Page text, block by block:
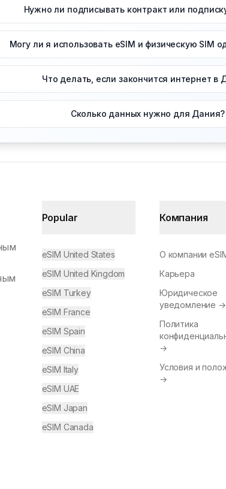
Нужно ли подписывать контракт или
Могу ли я использовать eSIM и физическую SIM
Что делать, если закончится интернет в
Сколько данных нужно для Дания?
Popular
eSIM United States
eSIM United Kingdom
eSIM Turkey
eSIM France
eSIM Spain
eSIM China
eSIM Italy
eSIM UAE
eSIM Japan
eSIM Canada
Компания
О компании
Карьера
Юридическое
уведомление →
Политика
→
Условия и
→